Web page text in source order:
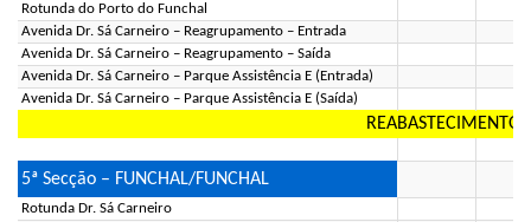
Rotunda do Porto do Funchal
Avenida Dr. Sá Carneiro – Reagrupamento – Entrada
Avenida Dr. Sá Carneiro – Reagrupamento – Saída
Avenida Dr. Sá Carneiro – Parque Assistência E (Entrada)
Avenida Dr. Sá Carneiro – Parque Assistência E (Saída)
REABASTECIMENTO
5ª Secção – FUNCHAL/FUNCHAL
Rotunda Dr. Sá Carneiro